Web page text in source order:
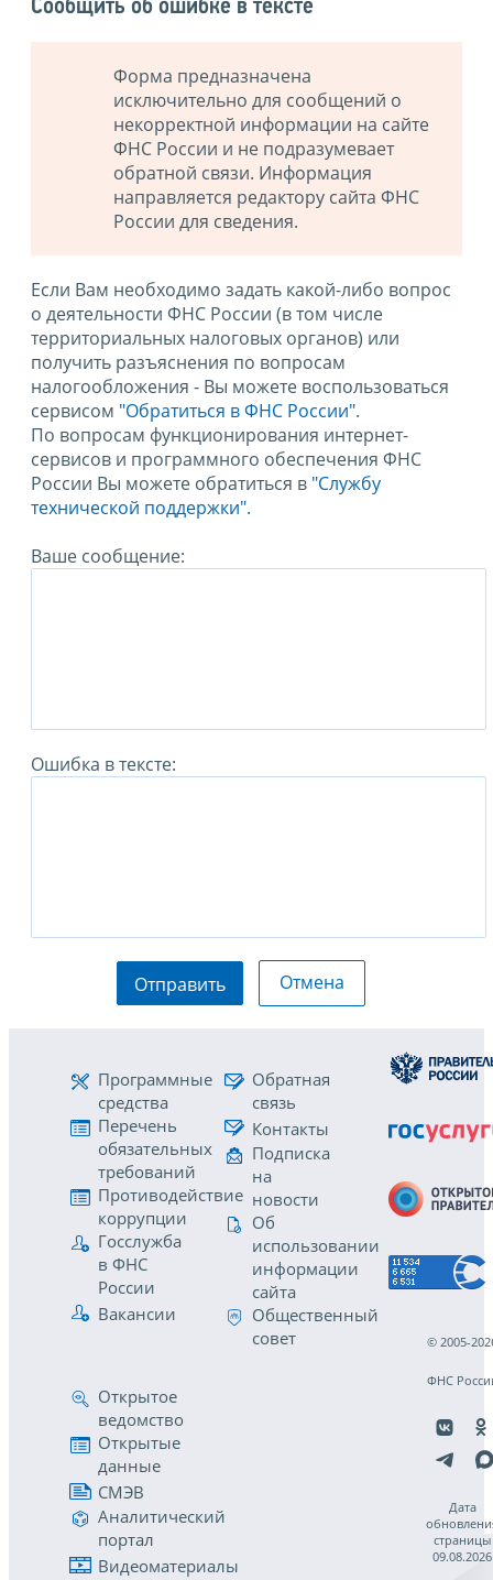
Сообщить об ошибке в тексте
Форма предназначена
исключительно для сообщений о
некорректной информации на сайте
ФНС России и не подразумевает
обратной связи. Информация
направляется редактору сайта ФНС
России для сведения.
Если Вам необходимо задать какой-либо вопрос
о деятельности ФНС России (в том числе
территориальных налоговых органов) или
получить разъяснения по вопросам
налогообложения - Вы можете воспользоваться
сервисом "Обратиться в ФНС России".
По вопросам функционирования интернет-
сервисов и программного обеспечения ФНС
России Вы можете обратиться в "Службу
технической поддержки".
Ваше сообщение:
Ошибка в тексте:
Отправить Отмена
Программные
средства
Перечень
обязательных
требований
Противодействие
коррупции
Госслужба
в ФНС
России
Вакансии
Обратная
связь
Контакты
Подписка
на
новости
Об
использовании
информации
сайта
Общественный
совет
Открытое
ведомство
Открытые
данные
СМЭВ
Аналитический
портал
Видеоматериалы
© 2005-
ФНС
Дата
страницы
09.08.2026